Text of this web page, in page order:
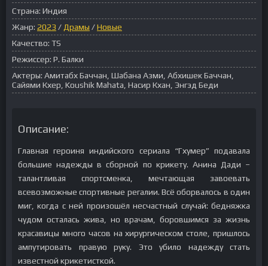
Страна: Индия
Жанр: 2023 / Драмы /Новые
Качество: TS
Режиссер: Р. Балки
Актеры: Амитабх Баччан, Шабана Азми, Абхишек Баччан,
Сайями Кхер, Koushik Mahata, Насир Кхан, Энгэд Беди
Описание:
Главная героиня индийского сериала “Гхумер” подавала
большие надежды в сборной по крикету. Анина Дади –
талантливая спортсменка, мечтающая завоевать
всевозможные спортивные регалии. Всё оборвалось в один
миг, когда с ней произошёл несчастный случай: бедняжка
чудом осталась жива, но врачам, боровшимся за жизнь
красавицы много часов на хирургическом столе, пришлось
ампутировать правую руку. Это убило надежду стать
известной крикетисткой.